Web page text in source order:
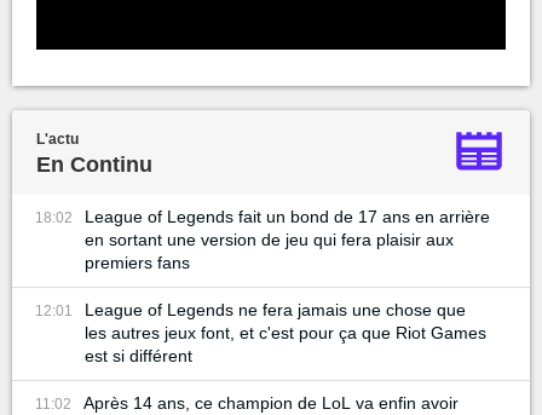
L'actu
En Continu
18:02
League of Legends fait un bond de 17 ans en arrière
en sortant une version de jeu qui fera plaisir aux
premiers fans
12:01
League of Legends ne fera jamais une chose que
les autres jeux font, et c'est pour ça que Riot Games
est si différent
11:02
Après 14 ans, ce champion de LoL va enfin avoir